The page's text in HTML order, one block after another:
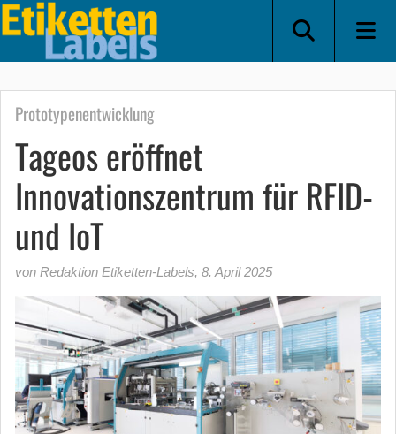
Prototypenentwicklung
Tageos eröffnet
Innovationszentrum für RFID-
und IoT
von Redaktion Etiketten-Labels, 8. April 2025